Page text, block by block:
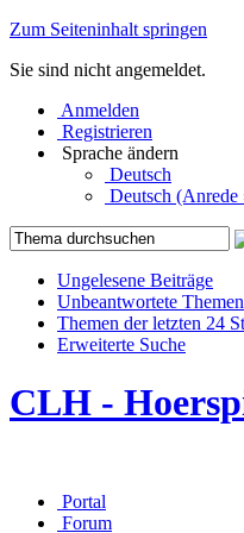
Zum Seiteninhalt springen
Sie sind nicht angemeldet.
Anmelden
Registrieren
Sprache ändern
Deutsch
Deutsch (Anrede
Ungelesene Beiträge
Unbeantwortete Themen
Themen der letzten 24
Erweiterte Suche
CLH -
Portal
Forum